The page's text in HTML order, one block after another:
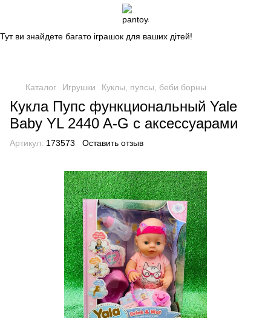
Магазин дитячих іграшок
Тут ви знайдете багато іграшок для ваших дітей!
Каталог Игрушки Куклы, пупсы, беби борны
Кукла Пупс функциональный Yale
Baby YL 2440 A-G с аксессуарами
Артикул: 173573 Оставить отзыв